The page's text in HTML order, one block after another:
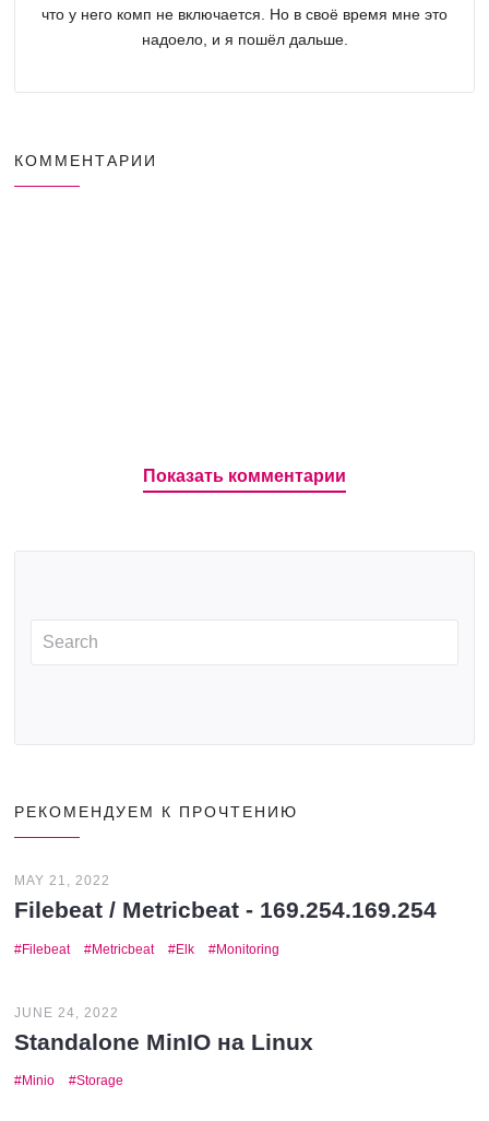
что у него комп не включается. Но в своё время мне это
надоело, и я пошёл дальше.
КОММЕНТАРИИ
Показать комментарии
РЕКОМЕНДУЕМ К ПРОЧТЕНИЮ
MAY 21, 2022
Filebeat / Metricbeat - 169.254.169.254
Filebeat Metricbeat Elk Monitoring
JUNE 24, 2022
Standalone MinIO на Linux
Minio Storage